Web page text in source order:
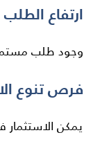
ارتفاع الطلب
وجود طلب
فرص تنوع
يمكن